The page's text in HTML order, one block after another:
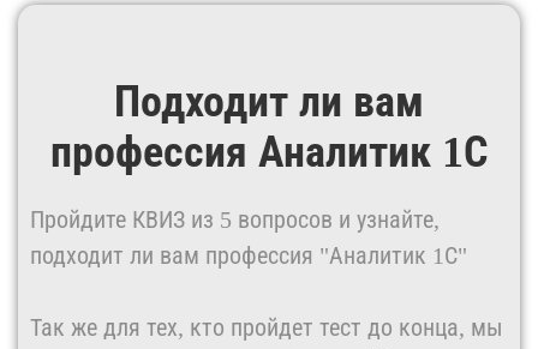
Подходит ли вам
профессия Аналитик 1С
Пройдите КВИЗ из 5 вопросов и узнайте,
подходит ли вам профессия "Аналитик 1С"
Так же для тех, кто пройдет тест до конца, мы